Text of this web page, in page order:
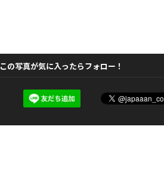
この写真が気に入ったらフォロー！